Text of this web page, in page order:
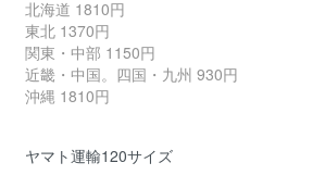
北海道 1810円
東北 1370円
関東・中部 1150円
近畿・中国。四国・九州 930円
沖縄 1810円
ヤマト運輸120サイズ